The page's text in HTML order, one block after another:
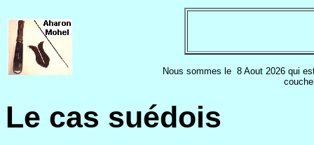
Nous sommes le 8 Aout 2026 qui
Le cas suédois